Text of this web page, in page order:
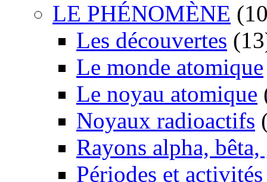
LE PHÉNOMÈNE
Les découvertes
Le monde atomique
Le noyau atomique
Noyaux radioactifs
Rayons alpha, bêta,
Périodes et activités